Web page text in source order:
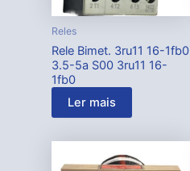
Reles
Rele Bimet. 3ru11 16-1fb0
3.5-5a S00 3ru11 16-
1fb0
Ler mais